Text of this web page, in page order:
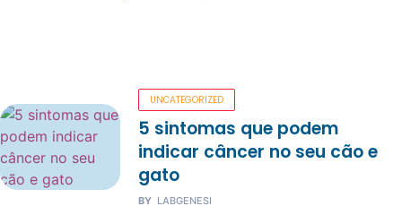
UNCATEGORIZED
5 sintomas que podem
indicar câncer no seu cão e
gato
BY LABGENESI